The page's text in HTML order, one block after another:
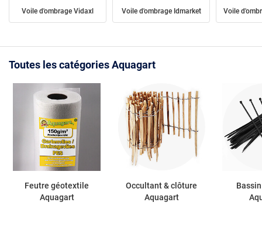
Voile d'ombrage Vidaxl Voile d'ombrage Idmarket Voile
Toutes les catégories Aquagart
Feutre géotextile
Aquagart
Occultant & clôture
Aquagart